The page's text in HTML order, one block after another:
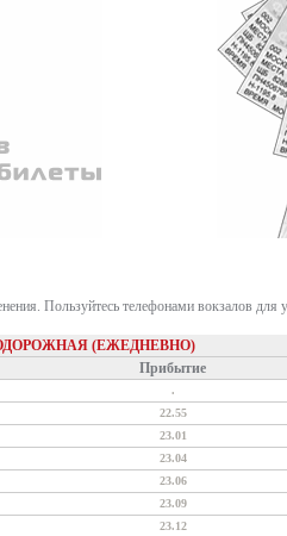
Пользуйтесь телефонами вокзалов для
(ЕЖЕДНЕВНО)
Прибытие
.
22.55
23.01
23.04
23.06
23.09
23.12